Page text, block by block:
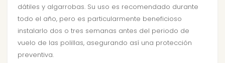
dátiles y algarrobas. Su uso es recomendado durante
todo el año, pero es particularmente beneficioso
instalarlo dos o tres semanas antes del periodo de
vuelo de las polillas, asegurando así una protección
preventiva.